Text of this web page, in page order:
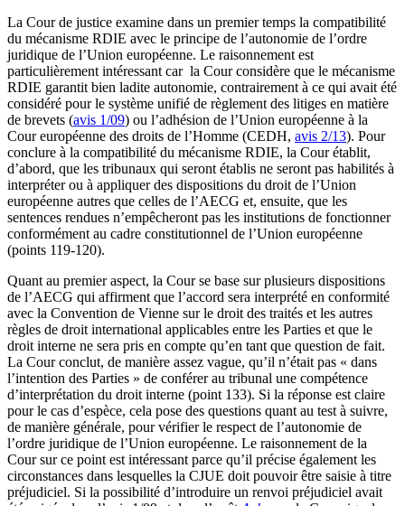
La Cour de justice examine dans un premier temps la compatibilité
du mécanisme RDIE avec le principe de l’autonomie de l’ordre
juridique de l’Union européenne. Le raisonnement est
particulièrement intéressant car la Cour considère que le mécanisme
RDIE garantit bien ladite autonomie, contrairement à ce qui avait été
considéré pour le système unifié de règlement des litiges en matière
de brevets (avis 1/09) ou l’adhésion de l’Union européenne à la
Cour européenne des droits de l’Homme (CEDH, avis 2/13). Pour
conclure à la compatibilité du mécanisme RDIE, la Cour établit,
d’abord, que les tribunaux qui seront établis ne seront pas habilités à
interpréter ou à appliquer des dispositions du droit de l’Union
européenne autres que celles de l’AECG et, ensuite, que les
sentences rendues n’empêcheront pas les institutions de fonctionner
conformément au cadre constitutionnel de l’Union européenne
(points 119-120).
Quant au premier aspect, la Cour se base sur plusieurs dispositions
de l’AECG qui affirment que l’accord sera interprété en conformité
avec la Convention de Vienne sur le droit des traités et les autres
règles de droit international applicables entre les Parties et que le
droit interne ne sera pris en compte qu’en tant que question de fait.
La Cour conclut, de manière assez vague, qu’il n’était pas « dans
l’intention des Parties » de conférer au tribunal une compétence
d’interprétation du droit interne (point 133). Si la réponse est claire
pour le cas d’espèce, cela pose des questions quant au test à suivre,
de manière générale, pour vérifier le respect de l’autonomie de
l’ordre juridique de l’Union européenne. Le raisonnement de la
Cour sur ce point est intéressant parce qu’il précise également les
circonstances dans lesquelles la CJUE doit pouvoir être saisie à titre
préjudiciel. Si la possibilité d’introduire un renvoi préjudiciel avait